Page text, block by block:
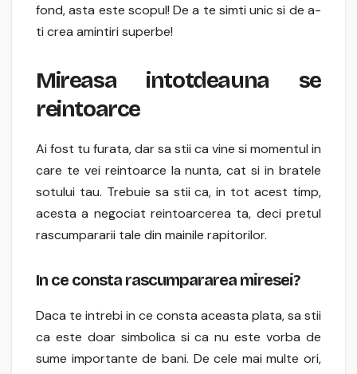
fond, asta este scopul! De a te simti unic si de a-
ti crea amintiri superbe!
Mireasa intotdeauna se
reintoarce
Ai fost tu furata, dar sa stii ca vine si momentul in
care te vei reintoarce la nunta, cat si in bratele
sotului tau. Trebuie sa stii ca, in tot acest timp,
acesta a negociat reintoarcerea ta, deci pretul
rascumpararii tale din mainile rapitorilor.
In ce consta rascumpararea miresei?
Daca te intrebi in ce consta aceasta plata, sa stii
ca este doar simbolica si ca nu este vorba de
sume importante de bani. De cele mai multe ori,